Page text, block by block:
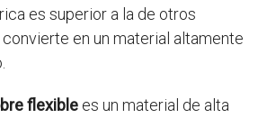
es superior a la de otros
en un material altamente
flexible es un material de alta